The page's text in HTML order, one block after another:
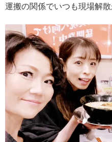
運搬の関係でいつも現場解散